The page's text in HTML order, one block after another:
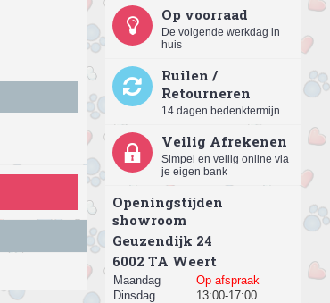
Op voorraad
De volgende werkdag in
huis
Ruilen /
Retourneren
14 dagen bedenktermijn
Veilig Afrekenen
Simpel en veilig online via
je eigen bank
Openingstijden
showroom
Geuzendijk 24
​6002 TA Weert
Maandag
Op afspraak
Dinsdag
13:00-17:00